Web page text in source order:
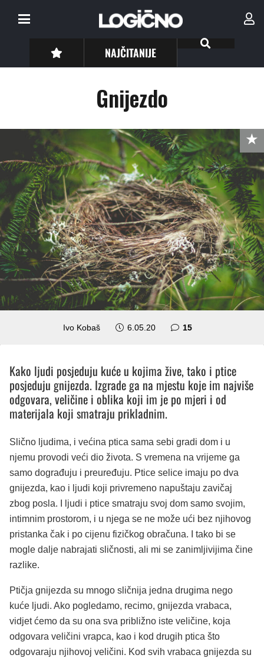
NAJČITANIJE
Gnijezdo
Ivo Kobaš 6.05.20 15komentara
Kako ljudi posjeduju kuće u kojima žive, tako i ptice
posjeduju gnijezda. Izgrade ga na mjestu koje im najviše
odgovara, veličine i oblika koji im je po mjeri i od
materijala koji smatraju prikladnim.
Slično ljudima, i većina ptica sama sebi gradi dom i u
njemu provodi veći dio života. S vremena na vrijeme ga
samo dograđuju i preuređuju. Ptice selice imaju po dva
gnijezda, kao i ljudi koji privremeno napuštaju zavičaj
zbog posla. I ljudi i ptice smatraju svoj dom samo svojim,
intimnim prostorom, i u njega se ne može ući bez njihovog
pristanka čak i po cijenu fizičkog obračuna. I tako bi se
mogle dalje nabrajati sličnosti, ali mi se zanimljivijima čine
razlike.
Ptičja gnijezda su mnogo sličnija jedna drugima nego
kuće ljudi. Ako pogledamo, recimo, gnijezda vrabaca,
vidjet ćemo da su ona sva približno iste veličine, koja
odgovara veličini vrapca, kao i kod drugih ptica što
odgovaraju njihovoj veličini. Kod svih vrabaca gnijezda su